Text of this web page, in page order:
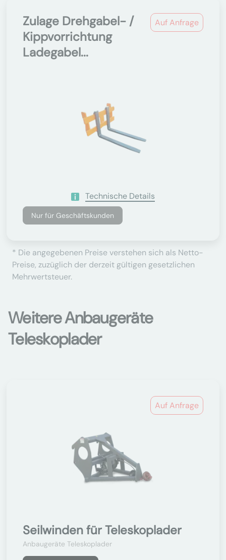
Auf Anfrage
Zulage Drehgabel- /
Kippvorrichtung
Ladegabel...
Technische Details
Nur für Geschäftskunden
* Die angegebenen Preise verstehen sich als Netto-
Preise, zuzüglich der derzeit gültigen gesetzlichen
Mehrwertsteuer.
Weitere Anbaugeräte
Teleskoplader
Auf Anfrage
Seilwinden für Teleskoplader
Anbaugeräte Teleskoplader